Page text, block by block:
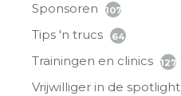
Sponsoren 107
Tips 'n trucs 64
Trainingen en clinics 127
Vrijwilliger in de spotlight